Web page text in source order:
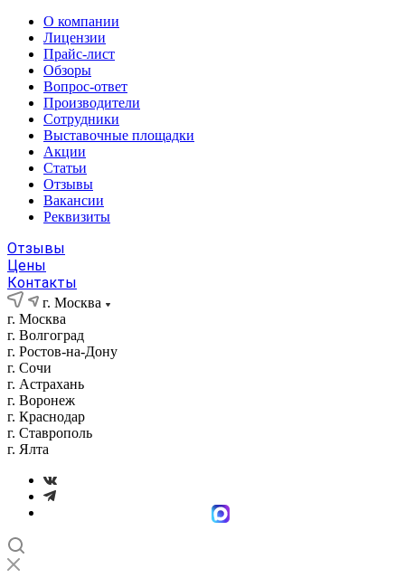
О компании
Лицензии
Прайс-лист
Обзоры
Вопрос-ответ
Производители
Сотрудники
Выставочные площадки
Акции
Статьи
Отзывы
Вакансии
Реквизиты
Отзывы
Цены
Контакты
г. Москва
г. Москва
г. Волгоград
г. Ростов-на-Дону
г. Сочи
г. Астрахань
г. Воронеж
г. Краснодар
г. Ставрополь
г. Ялта